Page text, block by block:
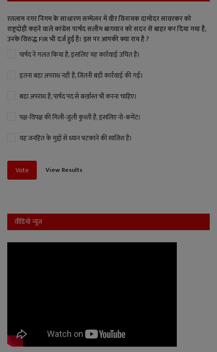
रतलाम नगर निगम के साधारण सम्मेलन में वीर विनायक दामोदर सावरकर को
राष्ट्रदोही कहने वाले कांग्रेस पार्षद सलीम बागवान को सदन से बाहर कर दिया गया है,
उनके विरुद्ध FIR भी दर्ज हुई है। इस पर आपकी क्या राय है ?
पार्षद ने गलत किया है, इसलिए यह कार्रवाई उचित है।
इतना बड़ा अपराध नहीं है, जितनी बड़ी कार्रवाई की गई।
बड़ा अपराध है, पार्षद पद से बर्खास्त भी करना चाहिए।
पक्ष-विपक्ष की मिली-जुली कुश्ती है, इसलिए नो-कमेंट।
यह जनहित के मुद्दों से ध्यान भटकाने की साजिश है।
Vote View Results
वीडियो न्यूज